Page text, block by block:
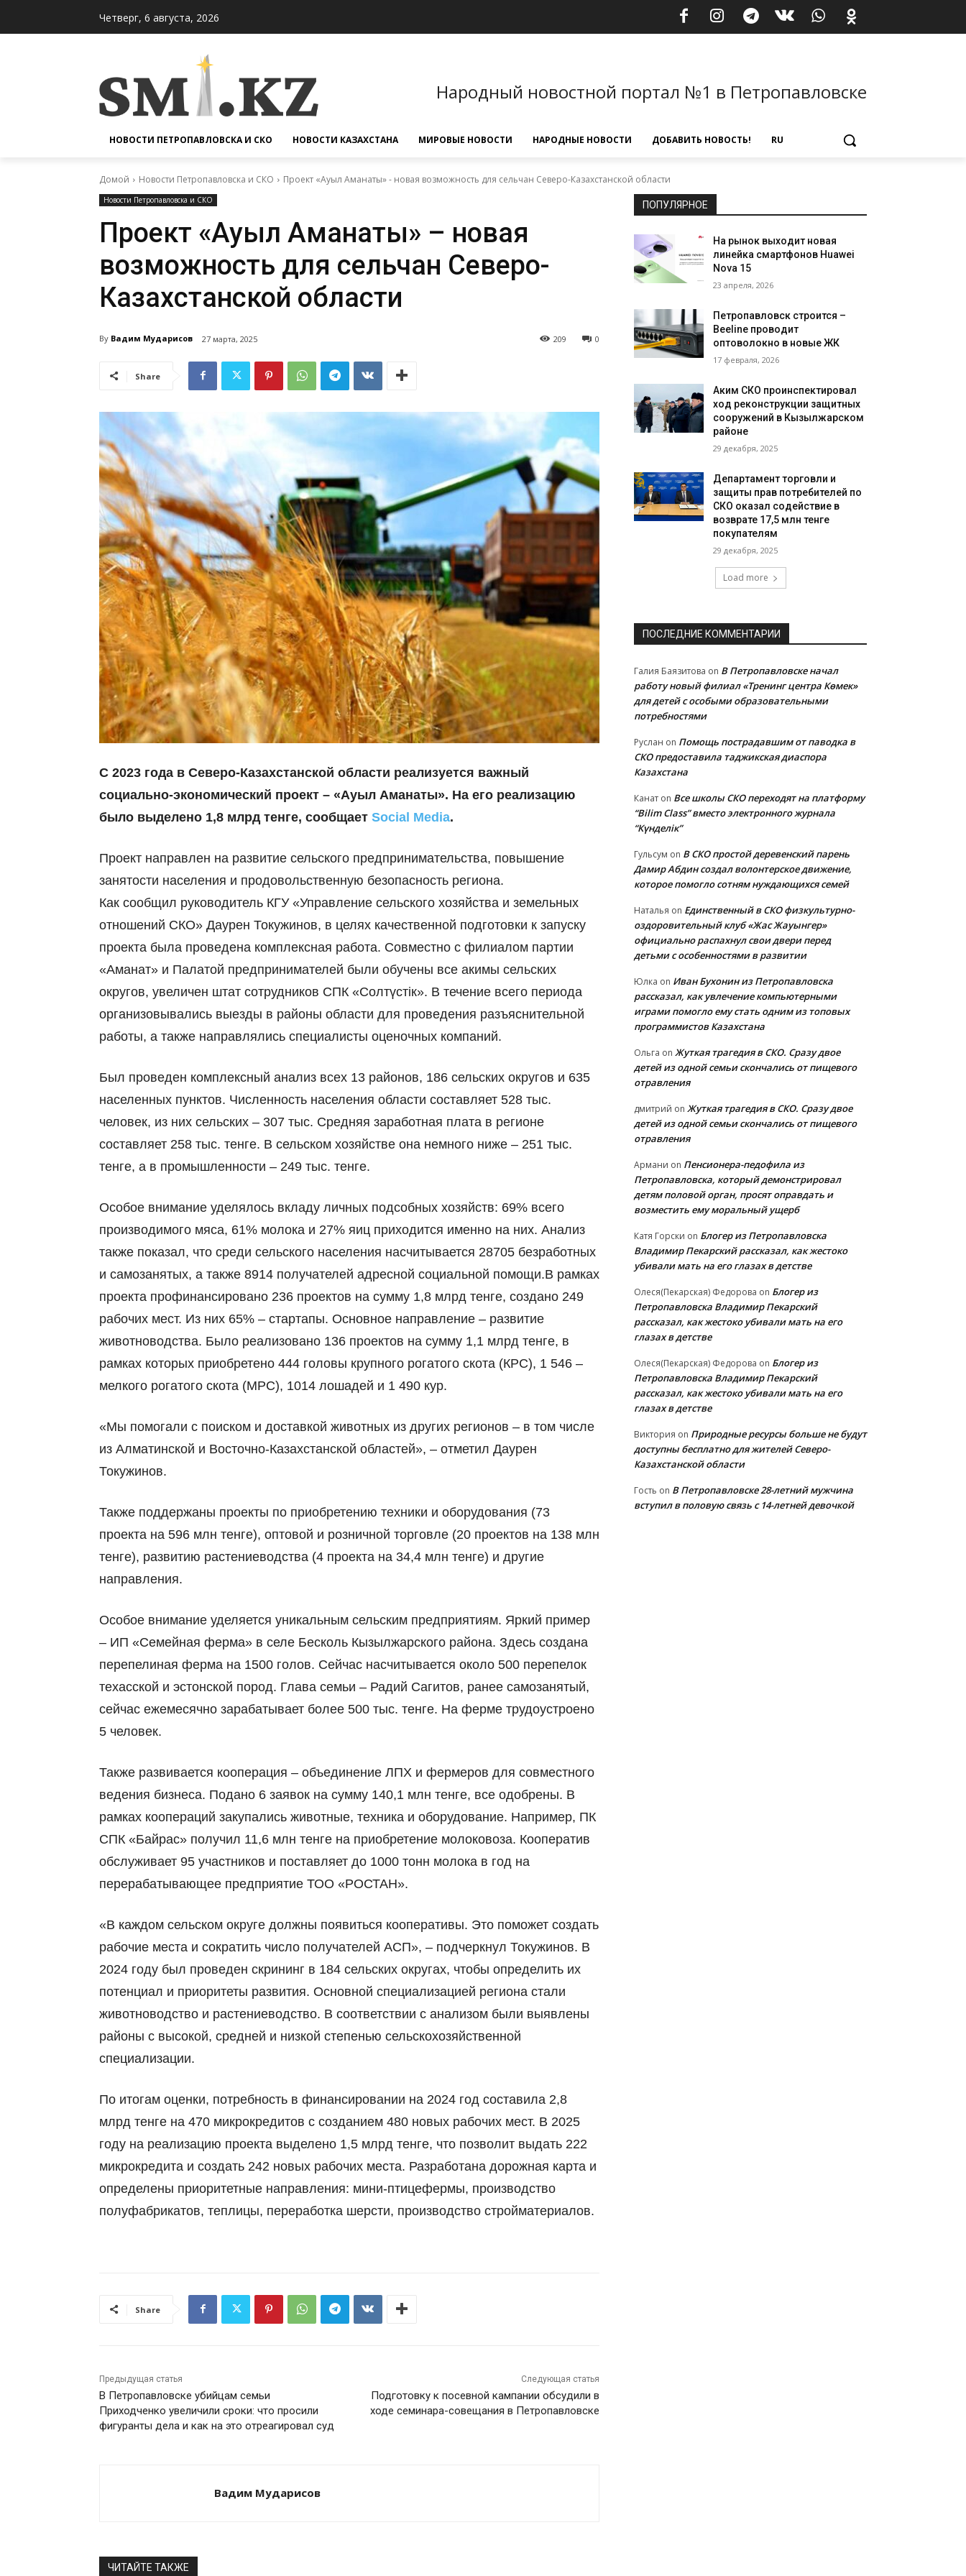
Четверг, 6 августа, 2026
Народный новостной портал №1 в Петропавловске
НОВОСТИ ПЕТРОПАВЛОВСКА И СКО НОВОСТИ КАЗАХСТАНА МИРОВЫЕ НОВОСТИ НАРОДНЫЕ НОВОСТИ ДОБАВИТЬ НОВОСТЬ! RU
Домой Новости Петропавловска и СКО Проект «Ауыл Аманаты» - новая возможность для сельчан Северо-Казахстанской области
Новости Петропавловска и СКО
Проект «Ауыл Аманаты» – новая
возможность для сельчан Северо-
Казахстанской области
By Вадим Мударисов 27 марта, 2025 0
209
Share
С 2023 года в Северо-Казахстанской области реализуется важный
социально-экономический проект – «Ауыл Аманаты». На его реализацию
было выделено 1,8 млрд тенге, сообщает Social Media.
Проект направлен на развитие сельского предпринимательства, повышение
занятости населения и продовольственную безопасность региона.
Как сообщил руководитель КГУ «Управление сельского хозяйства и земельных
отношений СКО» Даурен Токужинов, в целях качественной подготовки к запуску
проекта была проведена комплексная работа. Совместно с филиалом партии
«Аманат» и Палатой предпринимателей были обучены все акимы сельских
округов, увеличен штат сотрудников СПК «Солтүстiк». В течение всего периода
организовывались выезды в районы области для проведения разъяснительной
работы, а также направлялись специалисты оценочных компаний.
Был проведен комплексный анализ всех 13 районов, 186 сельских округов и 635
населенных пунктов. Численность населения области составляет 528 тыс.
человек, из них сельских – 307 тыс. Средняя заработная плата в регионе
составляет 258 тыс. тенге. В сельском хозяйстве она немного ниже – 251 тыс.
тенге, а в промышленности – 249 тыс. тенге.
Особое внимание уделялось вкладу личных подсобных хозяйств: 69% всего
производимого мяса, 61% молока и 27% яиц приходится именно на них. Анализ
также показал, что среди сельского населения насчитывается 28705 безработных
и самозанятых, а также 8914 получателей адресной социальной помощи.В рамках
проекта профинансировано 236 проектов на сумму 1,8 млрд тенге, создано 249
рабочих мест. Из них 65% – стартапы. Основное направление – развитие
животноводства. Было реализовано 136 проектов на сумму 1,1 млрд тенге, в
рамках которых приобретено 444 головы крупного рогатого скота (КРС), 1 546 –
мелкого рогатого скота (МРС), 1014 лошадей и 1 490 кур.
«Мы помогали с поиском и доставкой животных из других регионов – в том числе
из Алматинской и Восточно-Казахстанской областей», – отметил Даурен
Токужинов.
Также поддержаны проекты по приобретению техники и оборудования (73
проекта на 596 млн тенге), оптовой и розничной торговле (20 проектов на 138 млн
тенге), развитию растениеводства (4 проекта на 34,4 млн тенге) и другие
направления.
Особое внимание уделяется уникальным сельским предприятиям. Яркий пример
– ИП «Семейная ферма» в селе Бесколь Кызылжарского района. Здесь создана
перепелиная ферма на 1500 голов. Сейчас насчитывается около 500 перепелок
техасской и эстонской пород. Глава семьи – Радий Сагитов, ранее самозанятый,
сейчас ежемесячно зарабатывает более 500 тыс. тенге. На ферме трудоустроено
5 человек.
Также развивается кооперация – объединение ЛПХ и фермеров для совместного
ведения бизнеса. Подано 6 заявок на сумму 140,1 млн тенге, все одобрены. В
рамках коопераций закупались животные, техника и оборудование. Например, ПК
СПК «Байрас» получил 11,6 млн тенге на приобретение молоковоза. Кооператив
обслуживает 95 участников и поставляет до 1000 тонн молока в год на
перерабатывающее предприятие ТОО «РОСТАН».
«В каждом сельском округе должны появиться кооперативы. Это поможет создать
рабочие места и сократить число получателей АСП», – подчеркнул Токужинов. В
2024 году был проведен скрининг в 184 сельских округах, чтобы определить их
потенциал и приоритеты развития. Основной специализацией региона стали
животноводство и растениеводство. В соответствии с анализом были выявлены
районы с высокой, средней и низкой степенью сельскохозяйственной
специализации.
По итогам оценки, потребность в финансировании на 2024 год составила 2,8
млрд тенге на 470 микрокредитов с созданием 480 новых рабочих мест. В 2025
году на реализацию проекта выделено 1,5 млрд тенге, что позволит выдать 222
микрокредита и создать 242 новых рабочих места. Разработана дорожная карта и
определены приоритетные направления: мини-птицефермы, производство
полуфабрикатов, теплицы, переработка шерсти, производство стройматериалов.
Share
Предыдущая статья
В Петропавловске убийцам семьи
Приходченко увеличили сроки: что просили
фигуранты дела и как на это отреагировал суд
Следующая статья
Подготовку к посевной кампании обсудили в
ходе семинара-совещания в Петропавловске
Вадим Мударисов
ЧИТАЙТЕ ТАКЖЕ
ПОПУЛЯРНОЕ
На рынок выходит новая
линейка смартфонов Huawei
Nova 15
23 апреля, 2026
Петропавловск строится –
Beeline проводит
оптоволокно в новые ЖК
17 февраля, 2026
Аким СКО проинспектировал
ход реконструкции защитных
сооружений в Кызылжарском
районе
29 декабря, 2025
Департамент торговли и
защиты прав потребителей по
СКО оказал содействие в
возврате 17,5 млн тенге
покупателям
29 декабря, 2025
Load more
ПОСЛЕДНИЕ КОММЕНТАРИИ
Галия Баязитова on В Петропавловске начал
работу новый филиал «Тренинг центра Көмек»
для детей с особыми образовательными
потребностями
Руслан on Помощь пострадавшим от паводка в
СКО предоставила таджикская диаспора
Казахстана
Канат on Все школы СКО переходят на платформу
“Bilim Class” вместо электронного журнала
“Күнделік”
Гульсум on В СКО простой деревенский парень
Дамир Абдин создал волонтерское движение,
которое помогло сотням нуждающихся семей
Наталья on Единственный в СКО физкультурно-
оздоровительный клуб «Жас Жауынгер»
официально распахнул свои двери перед
детьми с особенностями в развитии
Юлка on Иван Бухонин из Петропавловска
рассказал, как увлечение компьютерными
играми помогло ему стать одним из топовых
программистов Казахстана
Ольга on Жуткая трагедия в СКО. Сразу двое
детей из одной семьи скончались от пищевого
отравления
дмитрий on Жуткая трагедия в СКО. Сразу двое
детей из одной семьи скончались от пищевого
отравления
Армани on Пенсионера-педофила из
Петропавловска, который демонстрировал
детям половой орган, просят оправдать и
возместить ему моральный ущерб
Катя Горски on Блогер из Петропавловска
Владимир Пекарский рассказал, как жестоко
убивали мать на его глазах в детстве
Олеся(Пекарская) Федорова on Блогер из
Петропавловска Владимир Пекарский
рассказал, как жестоко убивали мать на его
глазах в детстве
Олеся(Пекарская) Федорова on Блогер из
Петропавловска Владимир Пекарский
рассказал, как жестоко убивали мать на его
глазах в детстве
Виктория on Природные ресурсы больше не будут
доступны бесплатно для жителей Северо-
Казахстанской области
Гость on В Петропавловске 28-летний мужчина
вступил в половую связь с 14-летней девочкой